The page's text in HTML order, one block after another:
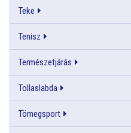
Teke
Tenisz
Természetjárás
Tollaslabda
Tömegsport